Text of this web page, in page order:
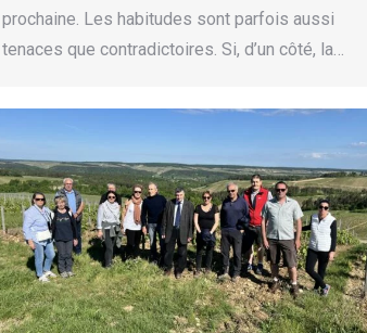
prochaine. Les habitudes sont parfois aussi
tenaces que contradictoires. Si, d’un côté, la…